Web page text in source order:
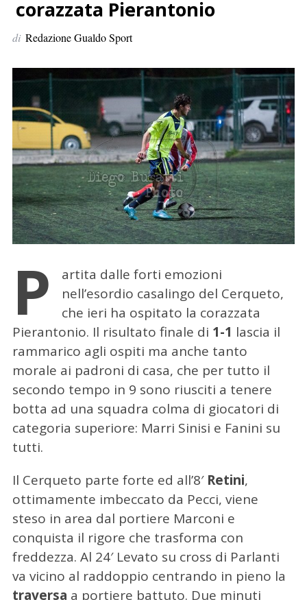
e
r
corazzata Pierantonio
di Redazione Gualdo Sport
P
artita dalle forti emozioni
nell’esordio casalingo del Cerqueto,
che ieri ha ospitato la corazzata
Pierantonio. Il risultato finale di 1-1 lascia il
rammarico agli ospiti ma anche tanto
morale ai padroni di casa, che per tutto il
secondo tempo in 9 sono riusciti a tenere
botta ad una squadra colma di giocatori di
categoria superiore: Marri Sinisi e Fanini su
tutti.
Il Cerqueto parte forte ed all’8′ Retini,
ottimamente imbeccato da Pecci, viene
steso in area dal portiere Marconi e
conquista il rigore che trasforma con
freddezza. Al 24′ Levato su cross di Parlanti
va vicino al raddoppio centrando in pieno la
traversa a portiere battuto. Due minuti